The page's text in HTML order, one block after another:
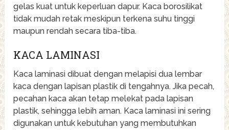
gelas kuat untuk keperluan dapur. Kaca borosilikat
tidak mudah retak meskipun terkena suhu tinggi
maupun rendah secara tiba-tiba.
KACA LAMINASI
Kaca laminasi dibuat dengan melapisi dua lembar
kaca dengan lapisan plastik di tengahnya. Jika pecah,
pecahan kaca akan tetap melekat pada lapisan
plastik, sehingga lebih aman. Kaca laminasi ini sering
digunakan untuk kebutuhan yang membutuhkan